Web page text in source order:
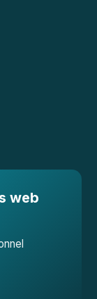
web